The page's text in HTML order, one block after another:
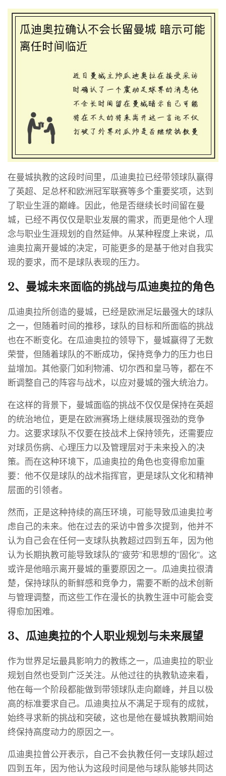
在曼城执教的这段时间里，瓜迪奥拉已经带领球队赢得
了英超、足总杯和欧洲冠军联赛等多个重要奖项，达到
了职业生涯的巅峰。因此，他是否继续长时间留在曼
城，已经不再仅仅是职业发展的需求，而更是他个人理
念与职业生涯规划的自然延伸。从某种程度上来说，瓜
迪奥拉离开曼城的决定，可能更多的是基于他对自我实
现的要求，而不是球队表现的压力。
2、曼城未来面临的挑战与瓜迪奥拉的角色
瓜迪奥拉所创造的曼城，已经是欧洲足坛最强大的球队
之一，但随着时间的推移，球队的目标和所面临的挑战
也在不断变化。在瓜迪奥拉的领导下，曼城赢得了无数
荣誉，但随着球队的不断成功，保持竞争力的压力也日
益增加。其他豪门如利物浦、切尔西和皇马等，都在不
断调整自己的阵容与战术，以应对曼城的强大统治力。
在这样的背景下，曼城面临的挑战不仅仅是保持在英超
的统治地位，更是在欧洲赛场上继续展现强劲的竞争
力。这要求球队不仅要在技战术上保持领先，还需要应
对球员伤病、心理压力以及管理层对于未来投入的决
策。而在这种环境下，瓜迪奥拉的角色也变得愈加重
要：他不仅是球队的战术指挥官，更是球队文化和精神
层面的引领者。
然而，正是这种持续的高压环境，可能导致瓜迪奥拉考
虑自己的未来。他在过去的采访中曾多次提到，他并不
认为自己会在任何一支球队执教超过四到五年，因为他
认为长期执教可能导致球队的“疲劳”和思想的“固化”。这
或许是他暗示离开曼城的重要原因之一。瓜迪奥拉很清
楚，保持球队的新鲜感和竞争力，需要不断的战术创新
与管理调整，而这些工作在漫长的执教生涯中可能会变
得愈加困难。
3、瓜迪奥拉的个人职业规划与未来展望
作为世界足坛最具影响力的教练之一，瓜迪奥拉的职业
规划自然也受到广泛关注。从他过往的执教轨迹来看，
他在每一个阶段都能做到带领球队走向巅峰，并且以极
高的标准要求自己。瓜迪奥拉从不满足于现有的成就，
始终寻求新的挑战和突破，这也是他在曼城执教期间始
终保持高度动力的原因之一。
瓜迪奥拉曾公开表示，自己不会执教任何一支球队超过
四到五年，因为他认为这段时间是他与球队能够共同达